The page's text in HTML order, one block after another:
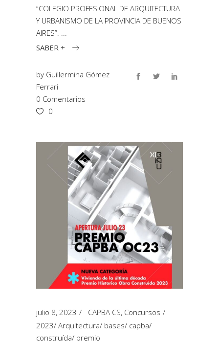
“COLEGIO PROFESIONAL DE ARQUITECTURA
Y URBANISMO DE LA PROVINCIA DE BUENOS
AIRES”.
SABER +
by Guillermina Gómez
Ferrari
0 Comentarios
0
julio 8, 2023 CAPBA CS, Concursos
2023/ Arquitectura/ bases/ capba/
construída/ premio